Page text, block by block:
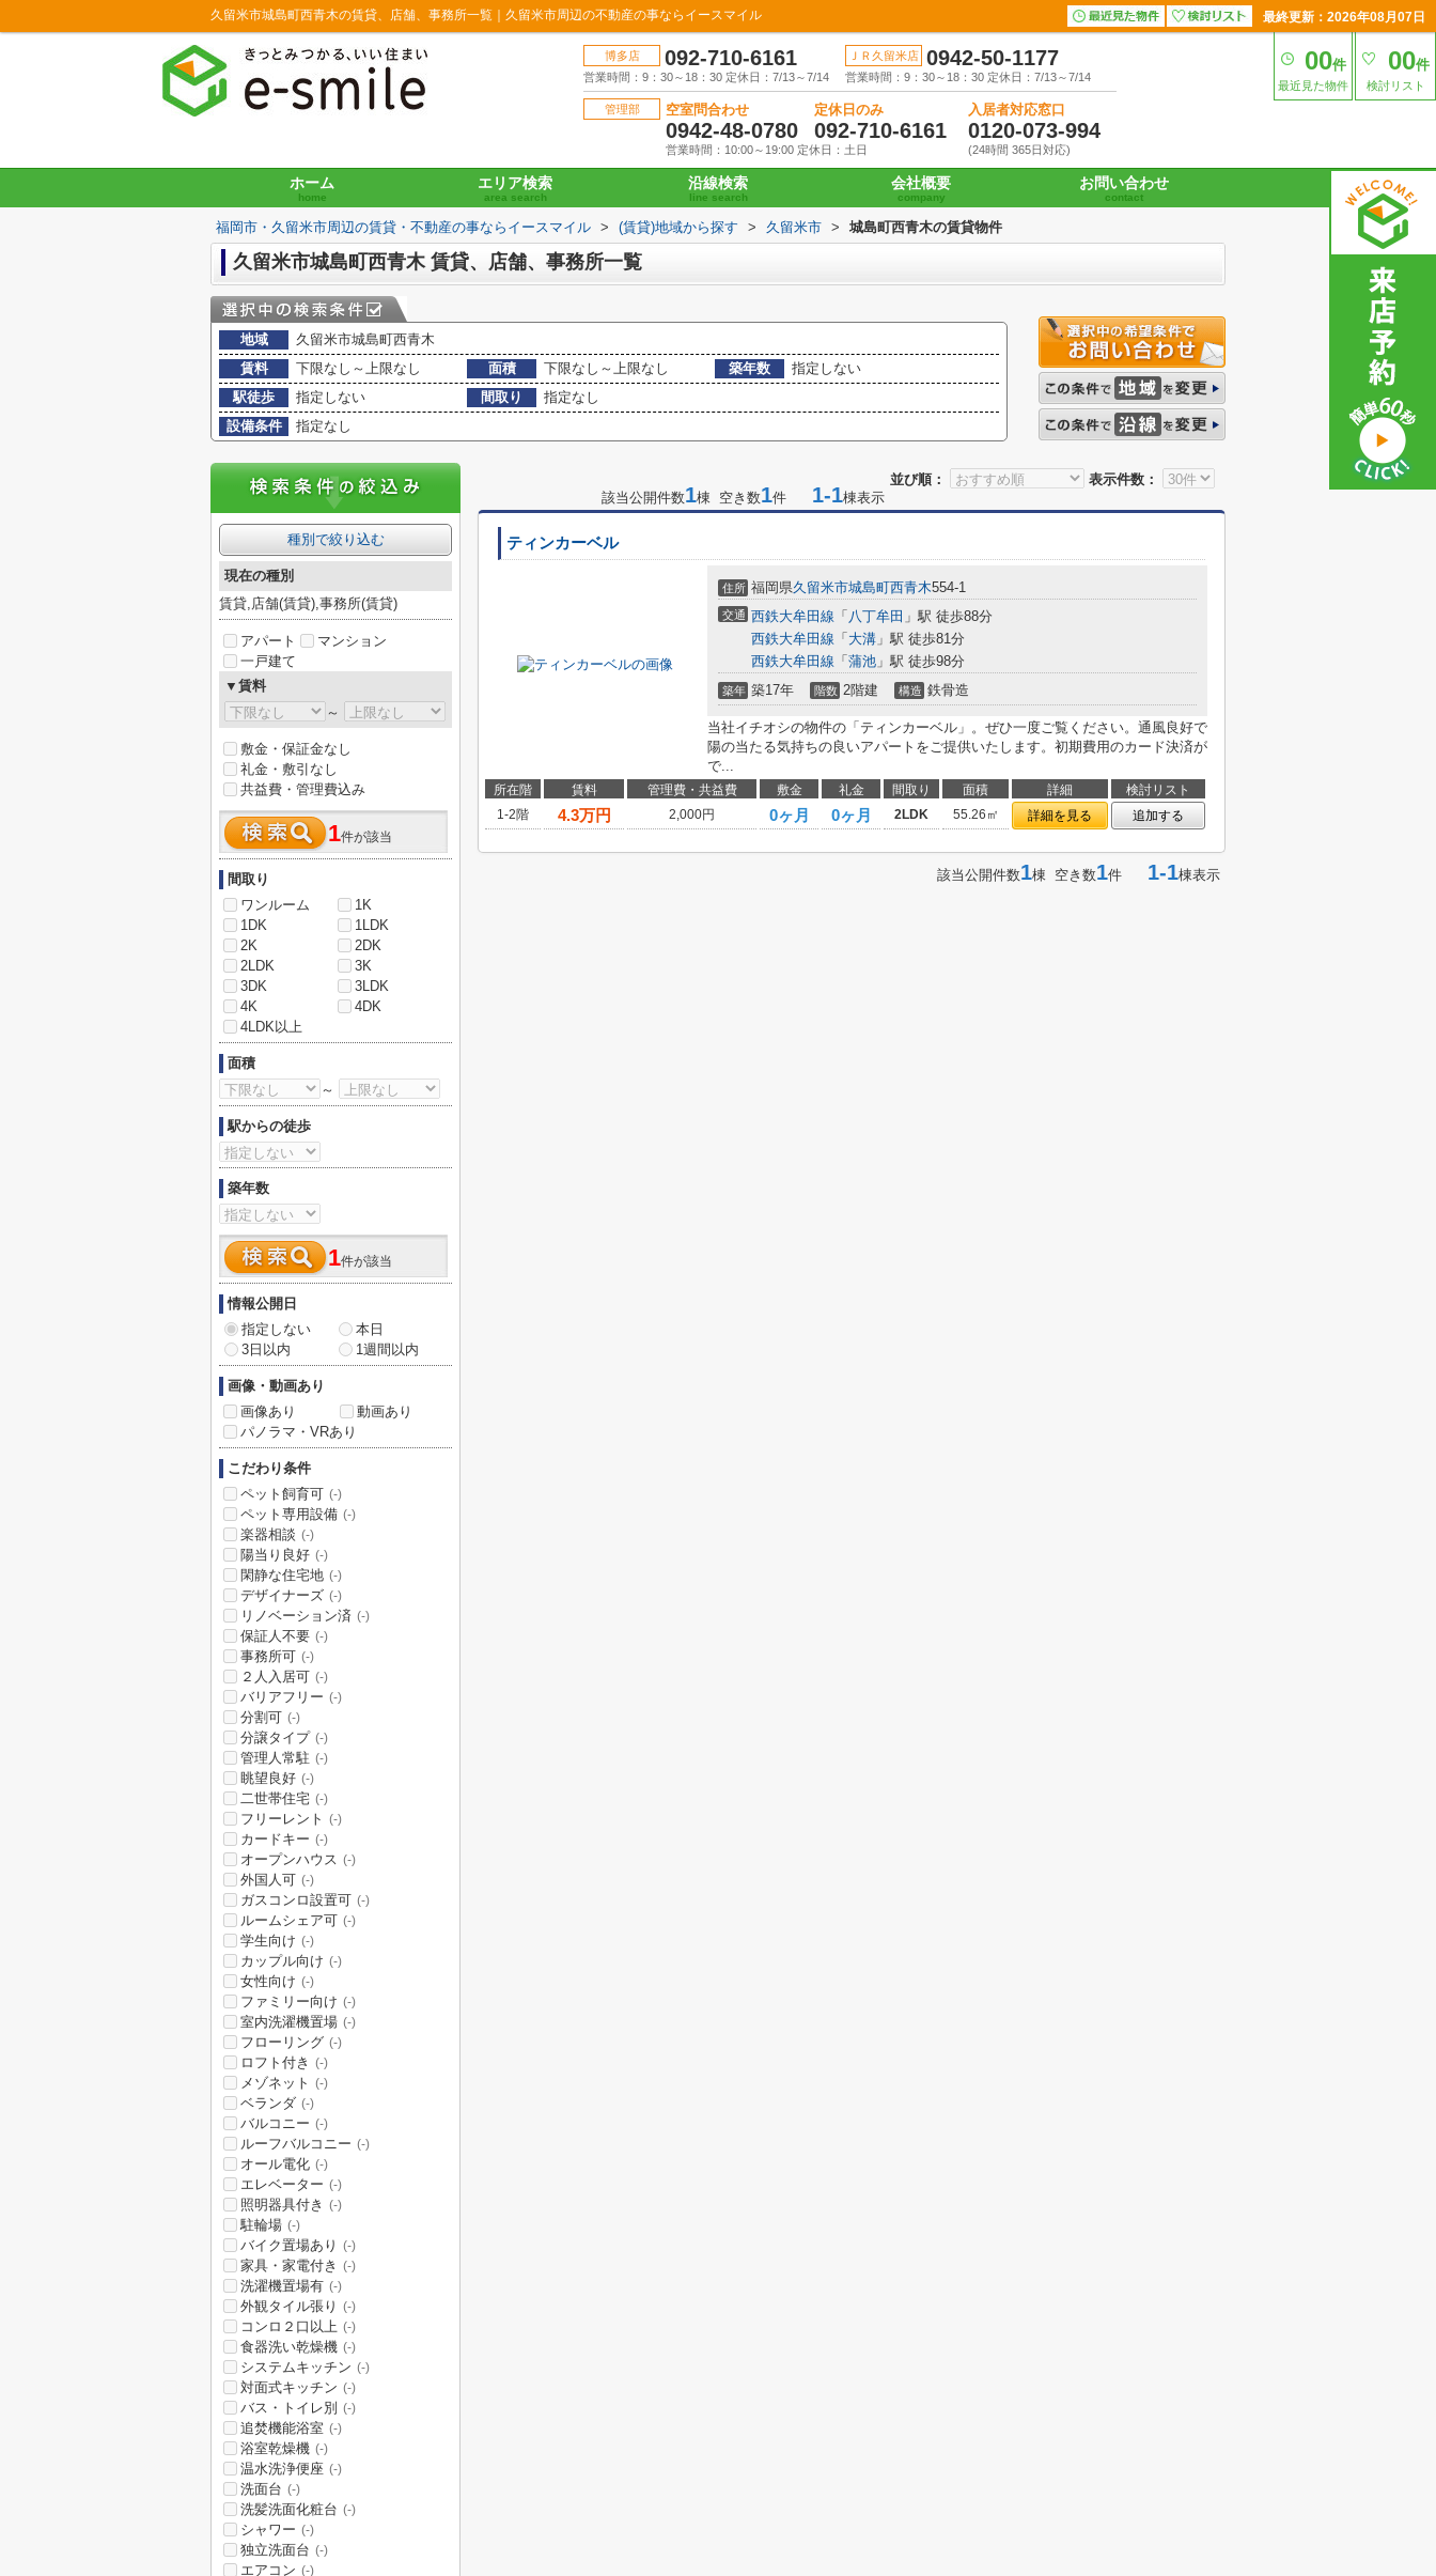
久留米市城島町西青木の賃貸、店舗、事務所一覧｜久留米市周辺の不動産の事ならイースマイル 最終更新：2026年08月07日
博多店 092-710-6161
営業時間：9：30～18：30 定休日：7/13～7/14
ＪＲ久留米店 0942-50-1177
営業時間：9：30～18：30 定休日：7/13～7/14
管理部 空室問合わせ
0942-48-0780
定休日のみ
092-710-6161
営業時間：10:00～19:00 定休日：土日
入居者対応窓口
0120-073-994
(24時間 365日対応)
00件
最近見た物件
00件
検討リスト
ホーム
home
エリア検索
area search
沿線検索
line search
会社概要
company
お問い合わせ
contact
福岡市・久留米市周辺の賃貸・不動産の事ならイースマイル > (賃貸)地域から探す > 久留米市 > 城島町西青木の賃貸物件
久留米市城島町西青木 賃貸、店舗、事務所一覧
地域
久留米市城島町西青木
賃料
下限なし～上限なし 面積 下限なし～上限なし 築年数
指定しない
駅徒歩
指定しない 間取り
指定なし
設備条件
指定なし
並び順：
表示件数：
該当公開件数1棟 空き数1件 1-1棟表示
ティンカーベル
住所 福岡県久留米市城島町西青木554-1
交通 西鉄大牟田線 「 八丁牟田 」駅 徒歩88分
西鉄大牟田線 「 大溝 」駅 徒歩81分
西鉄大牟田線 「 蒲池 」駅 徒歩98分
築年 築17年 階数 2階建 構造 鉄骨造
当社イチオシの物件の「ティンカーベル」。ぜひ一度ご覧ください。通風良好で
陽の当たる気持ちの良いアパートをご提供いたします。初期費用のカード決済が
で...
所在階 賃料 管理費・共益費 敷金 礼金 間取り 面積 詳細
検討リスト
1-2階
4.3万円 2,000円 0ヶ月 0ヶ月 2LDK 55.26㎡ 詳細を見る 追加する
該当公開件数1棟 空き数1件 1-1棟表示
種別で絞り込む
現在の種別
賃貸,店舗(賃貸),事務所(賃貸)
アパート
マンション
一戸建て
▼賃料
～
敷金・保証金なし
礼金・敷引なし
共益費・管理費込み
1件が該当
間取り
ワンルーム
1K
1DK
1LDK
2K
2DK
2LDK
3K
3DK
3LDK
4K
4DK
4LDK以上
面積
～
駅からの徒歩
築年数
1件が該当
情報公開日
指定しない
本日
3日以内
1週間以内
画像・動画あり
画像あり
動画あり
パノラマ・VRあり
こだわり条件
ペット飼育可 (-)
ペット専用設備 (-)
楽器相談 (-)
陽当り良好 (-)
閑静な住宅地 (-)
デザイナーズ (-)
リノベーション済 (-)
保証人不要 (-)
事務所可 (-)
２人入居可 (-)
バリアフリー (-)
分割可 (-)
分譲タイプ (-)
管理人常駐 (-)
眺望良好 (-)
二世帯住宅 (-)
フリーレント (-)
カードキー (-)
オープンハウス (-)
外国人可 (-)
ガスコンロ設置可 (-)
ルームシェア可 (-)
学生向け (-)
カップル向け (-)
女性向け (-)
ファミリー向け (-)
室内洗濯機置場 (-)
フローリング (-)
ロフト付き (-)
メゾネット (-)
ベランダ (-)
バルコニー (-)
ルーフバルコニー (-)
オール電化 (-)
エレベーター (-)
照明器具付き (-)
駐輪場 (-)
バイク置場あり (-)
家具・家電付き (-)
洗濯機置場有 (-)
外観タイル張り (-)
コンロ２口以上 (-)
食器洗い乾燥機 (-)
システムキッチン (-)
対面式キッチン (-)
バス・トイレ別 (-)
追焚機能浴室 (-)
浴室乾燥機 (-)
温水洗浄便座 (-)
洗面台 (-)
洗髪洗面化粧台 (-)
シャワー (-)
独立洗面台 (-)
エアコン (-)